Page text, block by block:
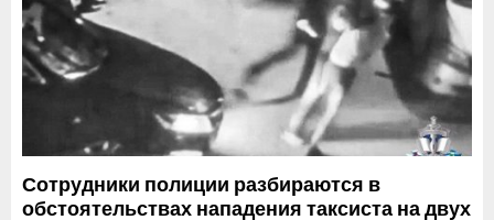
Сотрудники полиции разбираются в
обстоятельствах нападения таксиста на двух